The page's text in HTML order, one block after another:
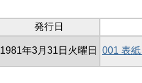
発行日
1981年3月31日火曜日 001 表